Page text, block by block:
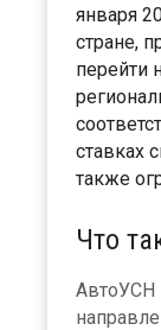
января
стране,
перейти
ставках
также
Что
АвтоУСН